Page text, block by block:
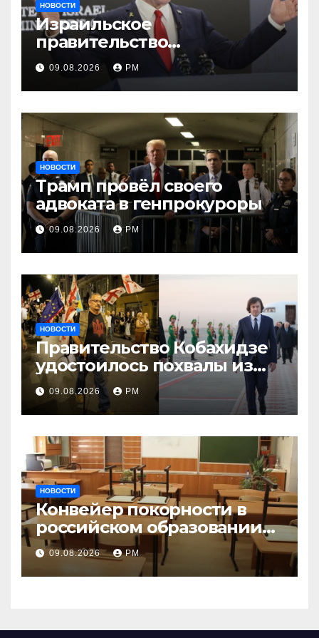
НОВОСТИ
Израильское
правительство
заворачивает план
трамповского «Совета
мира»
09.08.2026 РМ
НОВОСТИ
Трамп провёл своего
адвоката в генпрокуроры
09.08.2026 РМ
НОВОСТИ
Правительство Кобахидзе
удостоилось похвалы из
Москвы
09.08.2026 РМ
НОВОСТИ
Конвейер покорности в
российском образовании
наталкивается на
сопротивление
09.08.2026 РМ